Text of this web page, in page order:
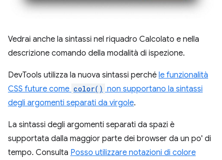
Vedrai anche la sintassi nel riquadro Calcolato e nella
descrizione comando della modalità di ispezione.
DevTools utilizza la nuova sintassi perché le funzionalità
CSS future come color() non supportano la sintassi
degli argomenti separati da virgole.
La sintassi degli argomenti separati da spazi è
supportata dalla maggior parte dei browser da un po' di
tempo. Consulta Posso utilizzare notazioni di colore